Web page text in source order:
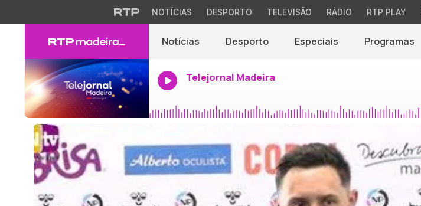
NOTÍCIAS DESPORTO TELEVISÃO RÁDIO RTP PLAY
Notícias Desporto Especiais Programas
Telejornal Madeira